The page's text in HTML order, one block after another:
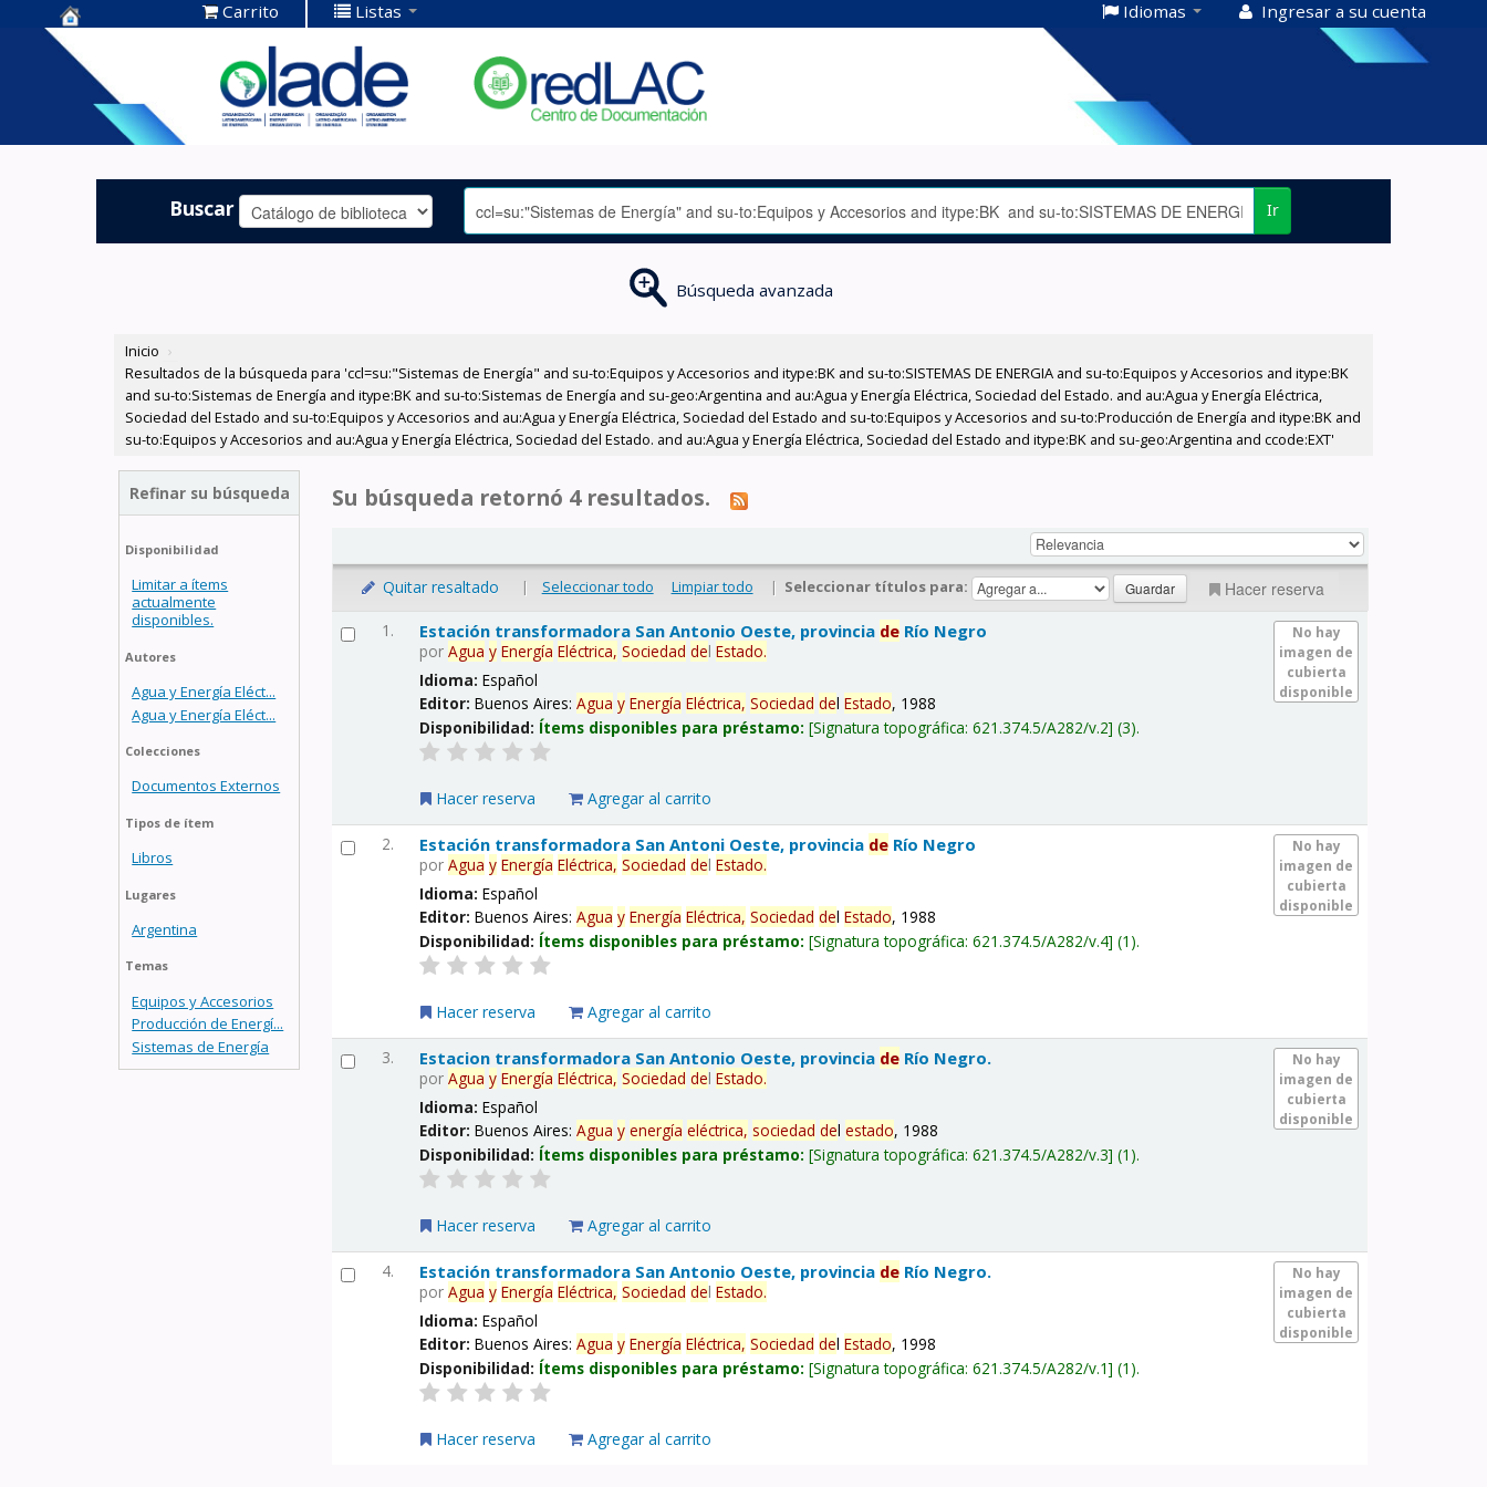
Centro de
Documentación
OLADE -
Carrito Listas Idiomas Ingresar a su cuenta
Buscar Ir
Búsqueda avanzada
Inicio ›
Resultados de la búsqueda para 'ccl=su:"Sistemas de Energía" and su-to:Equipos y Accesorios and itype:BK and su-to:SISTEMAS DE ENERGIA and su-to:Equipos y Accesorios and itype:BK
and su-to:Sistemas de Energía and itype:BK and su-to:Sistemas de Energía and su-geo:Argentina and au:Agua y Energía Eléctrica, Sociedad del Estado. and au:Agua y Energía Eléctrica,
Sociedad del Estado and su-to:Equipos y Accesorios and au:Agua y Energía Eléctrica, Sociedad del Estado and su-to:Equipos y Accesorios and su-to:Producción de Energía and itype:BK and
su-to:Equipos y Accesorios and au:Agua y Energía Eléctrica, Sociedad del Estado. and au:Agua y Energía Eléctrica, Sociedad del Estado and itype:BK and su-geo:Argentina and ccode:EXT'
Refinar su búsqueda
Disponibilidad
Limitar a ítems
actualmente
disponibles.
Autores
Agua y Energía Eléct...
Agua y Energía Eléct...
Colecciones
Documentos Externos
Tipos de ítem
Libros
Lugares
Argentina
Temas
Equipos y Accesorios
Producción de Energí...
Sistemas de Energía
Su búsqueda retornó 4 resultados.
Quitar resaltado | Seleccionar todo Limpiar todo | Seleccionar títulos para: Hacer reserva
1.
No hay
imagen de
cubierta
disponible
Estación transformadora San Antonio Oeste, provincia de Río Negro
porAgua y Energía Eléctrica, Sociedad delEstado.
Idioma:Español
Editor:Buenos Aires:Agua y Energía Eléctrica, Sociedad delEstado, 1988
Disponibilidad: Ítems disponibles para préstamo: Signatura topográfica:621.374.5/A282/v.2 (3).
Hacer reserva Agregar al carrito
2.
No hay
imagen de
cubierta
disponible
Estación transformadora San Antoni Oeste, provincia de Río Negro
porAgua y Energía Eléctrica, Sociedad delEstado.
Idioma:Español
Editor:Buenos Aires:Agua y Energía Eléctrica, Sociedad delEstado, 1988
Disponibilidad: Ítems disponibles para préstamo: Signatura topográfica:621.374.5/A282/v.4 (1).
Hacer reserva Agregar al carrito
3.
No hay
imagen de
cubierta
disponible
Estacion transformadora San Antonio Oeste, provincia de Río Negro.
porAgua y Energía Eléctrica, Sociedad delEstado.
Idioma:Español
Editor:Buenos Aires:Agua y energía eléctrica, sociedad delestado, 1988
Disponibilidad: Ítems disponibles para préstamo: Signatura topográfica:621.374.5/A282/v.3 (1).
Hacer reserva Agregar al carrito
4.
No hay
imagen de
cubierta
disponible
Estación transformadora San Antonio Oeste, provincia de Río Negro.
porAgua y Energía Eléctrica, Sociedad delEstado.
Idioma:Español
Editor:Buenos Aires:Agua y Energía Eléctrica, Sociedad delEstado, 1998
Disponibilidad: Ítems disponibles para préstamo: Signatura topográfica:621.374.5/A282/v.1 (1).
Hacer reserva Agregar al carrito